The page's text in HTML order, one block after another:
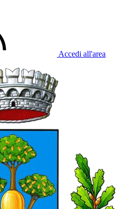
Accedi all'area